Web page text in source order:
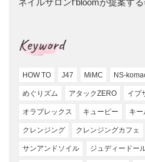
ネイルサロンf’bloomが提案す
Keyword
HOW TO J47 MiMC NS-
めぐりズム アタックZERO イプ
オラプレックス キューピー キー
クレンジング クレンジングカフェ
サンアンドソイル ジュディードー